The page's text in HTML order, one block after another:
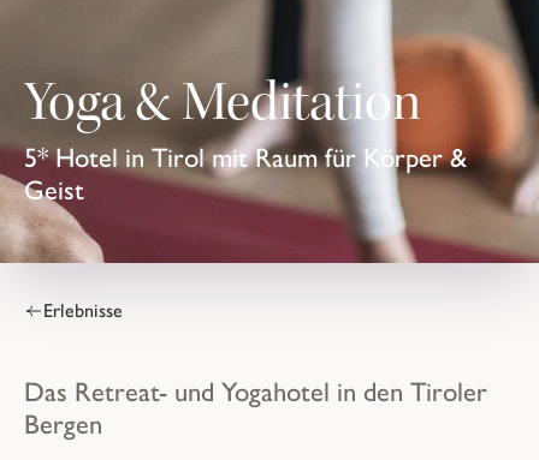
Yoga & Meditation
5* Hotel in Tirol mit Raum für Körper &
Geist
Erlebnisse
Das Retreat- und Yogahotel in den Tiroler
Bergen